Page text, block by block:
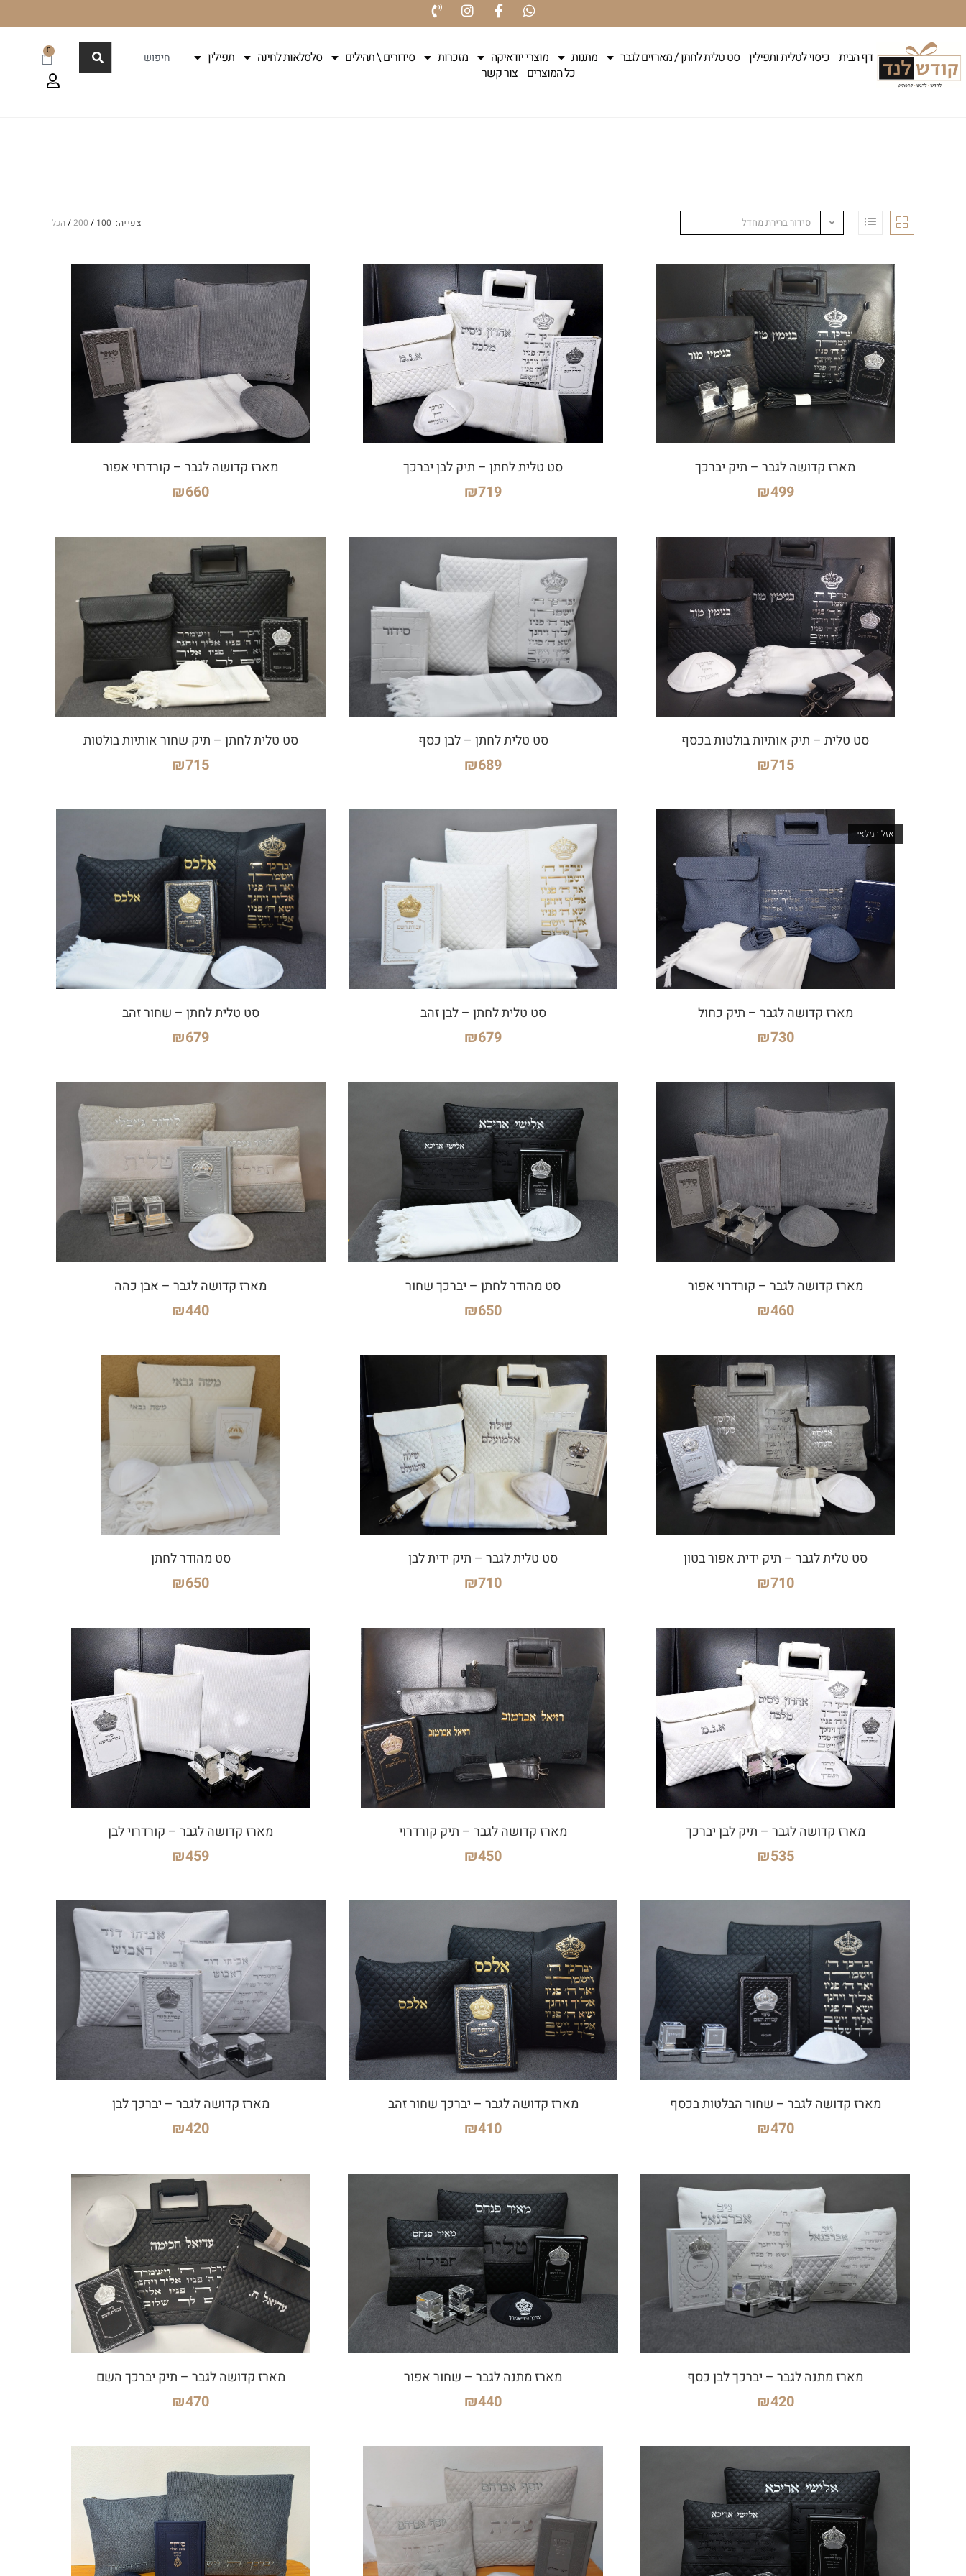
דף הבית כיסוי לטלית ותפילין סט טלית לחתן / מארזים לגבר מתנות מוצרי יודאיקה מזכרות סידורים \ תהילים סלסלאות לחינה
תפילין
כל המוצרים צור קשר
0
סידור ברירת מחדל צפייה: 100
200 הכל
מארז קדושה לגבר – תיק יברכך
₪499
סט טלית לחתן – תיק לבן יברכך
₪719
מארז קדושה לגבר – קורדרוי אפור
₪660
סט טלית – תיק אותיות בולטות בכסף
₪715
סט טלית לחתן – לבן כסף
₪689
סט טלית לחתן – תיק שחור אותיות בולטות
₪715
אזל המלאי
מארז קדושה לגבר – תיק כחול
₪730
סט טלית לחתן – לבן זהב
₪679
סט טלית לחתן – שחור זהב
₪679
מארז קדושה לגבר – קורדרוי אפור
₪460
סט מהודר לחתן – יברכך שחור
₪650
מארז קדושה לגבר – אבן כהה
₪440
סט טלית לגבר – תיק ידית אפור בטון
₪710
סט טלית לגבר – תיק ידית לבן
₪710
סט מהודר לחתן
₪650
מארז קדושה לגבר – תיק לבן יברכך
₪535
מארז קדושה לגבר – תיק קורדרוי
₪450
מארז קדושה לגבר – קורדרוי לבן
₪459
מארז קדושה לגבר – שחור הבלטות בכסף
₪470
מארז קדושה לגבר – יברכך שחור זהב
₪410
מארז קדושה לגבר – יברכך לבן
₪420
מארז מתנה לגבר – יברכך לבן כסף
₪420
מארז מתנה לגבר – שחור אפור
₪440
מארז קדושה לגבר – תיק יברכך השם
₪470